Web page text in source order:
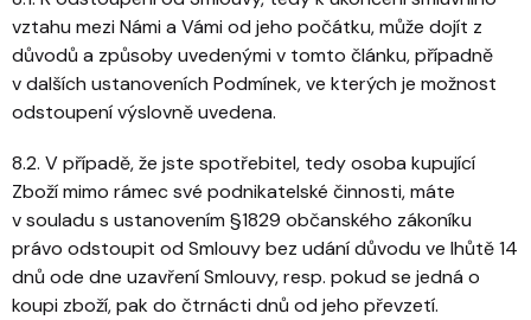
vztahu mezi Námi a Vámi od jeho počátku, může dojít z
důvodů a způsoby uvedenými v tomto článku, případně
v dalších ustanoveních Podmínek, ve kterých je možnost
odstoupení výslovně uvedena.
8.2. V případě, že jste spotřebitel, tedy osoba kupující
Zboží mimo rámec své podnikatelské činnosti, máte
v souladu s ustanovením §1829 občanského zákoníku
právo odstoupit od Smlouvy bez udání důvodu ve lhůtě 14
dnů ode dne uzavření Smlouvy, resp. pokud se jedná o
koupi zboží, pak do čtrnácti dnů od jeho převzetí.